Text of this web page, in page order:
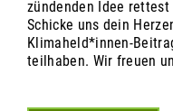
zündenden Idee
Schicke uns dein
Klimaheld*innen-
teilhaben. Wir freuen